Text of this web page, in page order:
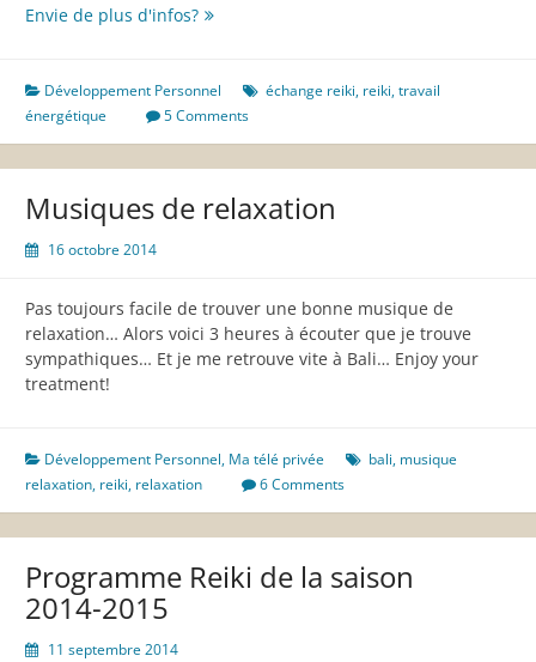
Envie de plus d'infos?La
travail
sur
le
corps
Développement Personnel échange reiki, reiki,travail
énergétique
5 Comments
Musiques de relaxation
16 octobre 2014
Pas toujours facile de trouver une bonne musique de
relaxation… Alors voici 3 heures à écouter que je trouve
sympathiques… Et je me retrouve vite à Bali… Enjoy your
treatment!
Développement Personnel, Ma télé privée bali, musique
relaxation, reiki, relaxation 6 Comments
Programme Reiki de la saison
2014-2015
11 septembre 2014